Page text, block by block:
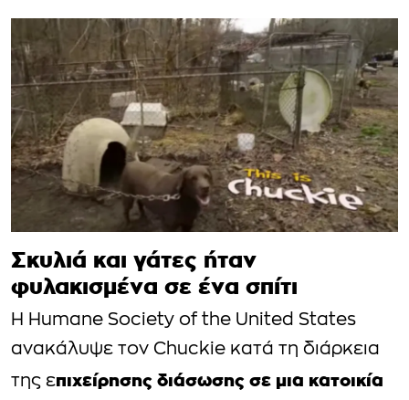
Σκυλιά και γάτες ήταν
φυλακισμένα σε ένα σπίτι
Η Humane Society of the United States
ανακάλυψε τον Chuckie κατά τη διάρκεια
της επιχείρησης διάσωσης σε μια κατοικία